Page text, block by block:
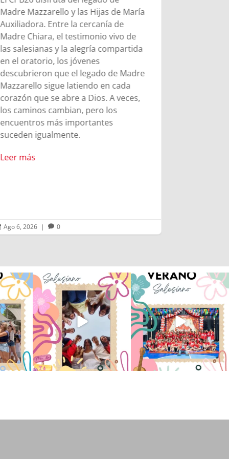
Madre Mazzarello y las Hijas de María
Auxiliadora. Entre la cercanía de
Madre Chiara, el testimonio vivo de
las salesianas y la alegría compartida
en el oratorio, los jóvenes
descubrieron que el legado de Madre
Mazzarello sigue latiendo en cada
corazón que se abre a Dios. A veces,
los caminos cambian, pero los
encuentros más importantes
suceden igualmente.
Leer más
Ago 6, 2026 |  0
vivido
...
2
Superestrella!! 🌟 La música
invade el Campamento ...
6 0
La Orotava ha disfrutado a lo
grande de su
66 1